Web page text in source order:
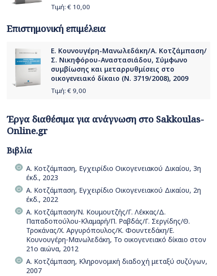
Τιμή: € 10,00
Επιστημονική επιμέλεια
Ε. Κουνουγέρη-Μανωλεδάκη/Α. Κοτζάμπαση/
Σ. Νικηφόρου-Αναστασιάδου, Σύμφωνο
συμβίωσης και μεταρρυθμίσεις στο
οικογενειακό δίκαιο (Ν. 3719/2008), 2009
Τιμή: € 9,00
Έργα διαθέσιμα για ανάγνωση στο Sakkoulas-
Online.gr
Βιβλία
Α. Κοτζάμπαση, Εγχειρίδιο Οικογενειακού Δικαίου, 3η
έκδ., 2023
Α. Κοτζάμπαση, Εγχειρίδιο Οικογενειακού Δικαίου, 2η
έκδ., 2022
Α. Κοτζάμπαση/Ν. Κουμουτζής/Γ. Λέκκας/Δ.
Παπαδοπούλου-Κλαμαρή/Π. Ραβδάς/Γ. Σεργίδης/Θ.
Τροκάνας/Χ. Αργυρόπουλος/Κ. Φουντεδάκη/Ε.
Κουνουγέρη-Μανωλεδάκη, Το οικογενειακό δίκαιο στον
21ο αιώνα, 2012
Α. Κοτζάμπαση, Κληρονομική διαδοχή μεταξύ συζύγων,
2007